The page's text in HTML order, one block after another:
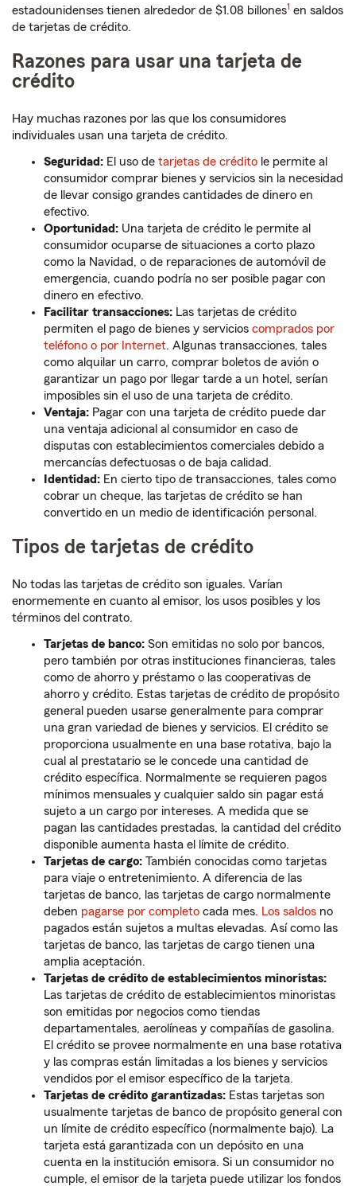
estadounidenses tienen alrededor de $1.08 billones1 en saldos
de tarjetas de crédito.
Razones para usar una tarjeta de
crédito
Hay muchas razones por las que los consumidores
individuales usan una tarjeta de crédito.
Seguridad: El uso de tarjetas de crédito le permite al
consumidor comprar bienes y servicios sin la necesidad
de llevar consigo grandes cantidades de dinero en
efectivo.
Oportunidad: Una tarjeta de crédito le permite al
consumidor ocuparse de situaciones a corto plazo
como la Navidad, o de reparaciones de automóvil de
emergencia, cuando podría no ser posible pagar con
dinero en efectivo.
Facilitar transacciones: Las tarjetas de crédito
permiten el pago de bienes y servicios comprados por
teléfono o por Internet. Algunas transacciones, tales
como alquilar un carro, comprar boletos de avión o
garantizar un pago por llegar tarde a un hotel, serían
imposibles sin el uso de una tarjeta de crédito.
Ventaja: Pagar con una tarjeta de crédito puede dar
una ventaja adicional al consumidor en caso de
disputas con establecimientos comerciales debido a
mercancías defectuosas o de baja calidad.
Identidad: En cierto tipo de transacciones, tales como
cobrar un cheque, las tarjetas de crédito se han
convertido en un medio de identificación personal.
Tipos de tarjetas de crédito
No todas las tarjetas de crédito son iguales. Varían
enormemente en cuanto al emisor, los usos posibles y los
términos del contrato.
Tarjetas de banco: Son emitidas no solo por bancos,
pero también por otras instituciones financieras, tales
como de ahorro y préstamo o las cooperativas de
ahorro y crédito. Estas tarjetas de crédito de propósito
general pueden usarse generalmente para comprar
una gran variedad de bienes y servicios. El crédito se
proporciona usualmente en una base rotativa, bajo la
cual al prestatario se le concede una cantidad de
crédito específica. Normalmente se requieren pagos
mínimos mensuales y cualquier saldo sin pagar está
sujeto a un cargo por intereses. A medida que se
pagan las cantidades prestadas, la cantidad del crédito
disponible aumenta hasta el límite de crédito.
Tarjetas de cargo: También conocidas como tarjetas
para viaje o entretenimiento. A diferencia de las
tarjetas de banco, las tarjetas de cargo normalmente
deben pagarse por completo cada mes. Los saldos no
pagados están sujetos a multas elevadas. Así como las
tarjetas de banco, las tarjetas de cargo tienen una
amplia aceptación.
Tarjetas de crédito de establecimientos minoristas:
Las tarjetas de crédito de establecimientos minoristas
son emitidas por negocios como tiendas
departamentales, aerolíneas y compañías de gasolina.
El crédito se provee normalmente en una base rotativa
y las compras están limitadas a los bienes y servicios
vendidos por el emisor específico de la tarjeta.
Tarjetas de crédito garantizadas: Estas tarjetas son
usualmente tarjetas de banco de propósito general con
un límite de crédito específico (normalmente bajo). La
tarjeta está garantizada con un depósito en una
cuenta en la institución emisora. Si un consumidor no
cumple, el emisor de la tarjeta puede utilizar los fondos